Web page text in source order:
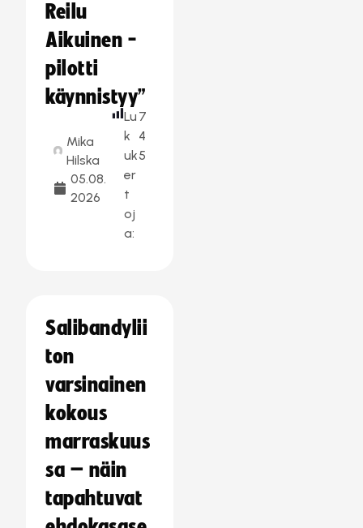
Reilu
Aikuinen -
pilotti
käynnistyy”
Mika
Hilska
05.08.
2026
Lu
k
uk
er
t
oj
a:
7
4
5
Salibandylii
ton
varsinainen
kokous
marraskuus
sa – näin
tapahtuvat